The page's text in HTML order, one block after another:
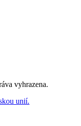
vyhrazena.
unií.